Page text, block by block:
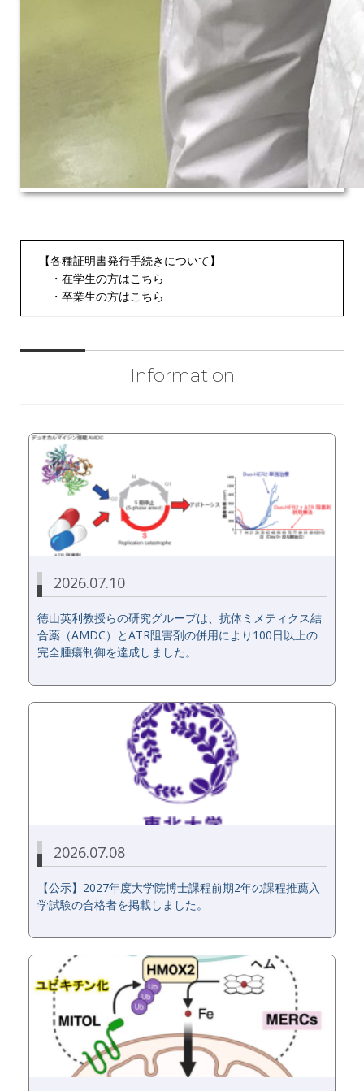
【各種証明書発行手続きについて】
・ 在学生の方はこちら
・ 卒業生の方はこちら
Information
2026.07.10
徳山英利教授らの研究グループは、抗体ミメティクス結
合薬（AMDC）とATR阻害剤の併用により100日以上の
完全腫瘍制御を達成しました。
2026.07.08
【公示】2027年度大学院博士課程前期2年の課程推薦入
学試験の合格者を掲載しました。